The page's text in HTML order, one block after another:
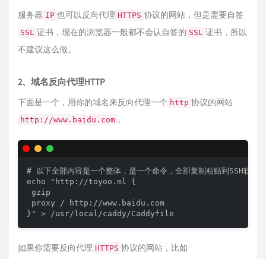
服务器 IP 也可以反向代理 HTTPS 协议的网站，但是需要自签
SSL 证书，现在的浏览器一般都不会认自签的 SSL 证书，所以
不建议这么做。
2、域名反向代理HTTP
下面是一个，用你的域名来反向代理一个 http 协议的网站
http://www.baidu.com 。
# 以下全部内容是一个整体，是一个命令，全部复制粘贴到SSH软件
echo "http://toyoo.ml {
gzip
proxy / http://www.baidu.com
如果你需要反向代理 HTTPS 协议的网站，比如